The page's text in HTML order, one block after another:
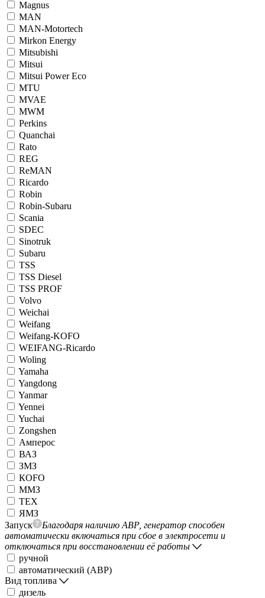
Magnus
MAN
MAN-Motortech
Mirkon Energy
Mitsubishi
Mitsui
Mitsui Power Eco
MTU
MVAE
MWM
Perkins
Quanchai
Rato
REG
ReMAN
Ricardo
Robin
Robin-Subaru
Scania
SDEC
Sinotruk
Subaru
TSS
TSS Diesel
TSS PROF
Volvo
Weichai
Weifang
Weifang-KOFO
WEIFANG-Ricardo
Woling
Yamaha
Yangdong
Yanmar
Yennei
Yuchai
Zongshen
Амперос
ВАЗ
ЗМЗ
КОFO
ММЗ
ТЕХ
ЯМЗ
Запуск
Благодаря наличию АВР, генератор способен
автоматически включаться при сбое в электросети и
отключаться при восстановлении её работы
ручной
автоматический (АВР)
Вид топлива
дизель